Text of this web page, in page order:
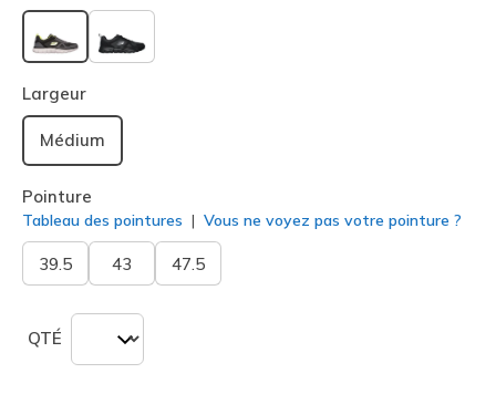
sélectionné
Largeur
Médium
Pointure
Tableau des pointures Vous ne voyez pas votre pointure ?
39.5 43 47.5
QTÉ